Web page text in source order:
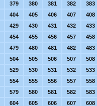
379 380 381 382 383
404 405 406 407 408
429 430 431 432 433
454 455 456 457 458
479 480 481 482 483
504 505 506 507 508
529 530 531 532 533
554 555 556 557 558
579 580 581 582 583
604 605 606 607 608